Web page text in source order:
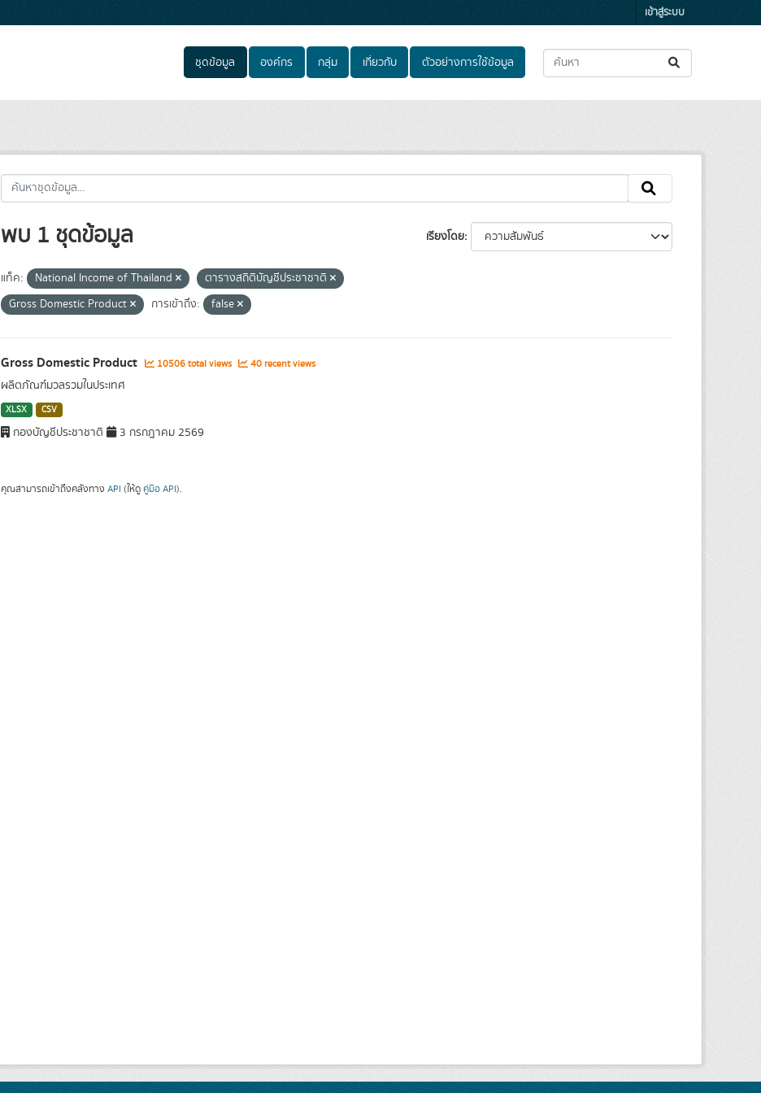
เข้าสู่ระบบ
ชุดข้อมูล องค์กร กลุ่ม เกี่ยวกับ ตัวอย่างการใช้ข้อมูล
เรียงโดย
พบ 1 ชุดข้อมูล
แท็ค: National Income of Thailand
ตารางสถิติบัญชีประชาชาติ
Gross Domestic Product
การเข้าถึง: false
Gross Domestic Product 10506 total views 40 recent views
ผลิตภัณฑ์มวลรวมในประเทศ
XLSX CSV
กองบัญชีประชาชาติ 3 กรกฎาคม 2569
คุณสามารถเข้าถึงคลังทาง API (ให้ดู คู่มือ API).